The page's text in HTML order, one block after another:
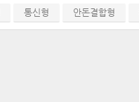
통신형 안돈결합형